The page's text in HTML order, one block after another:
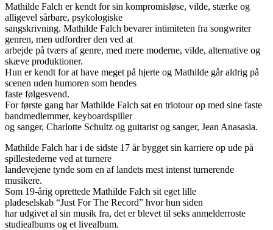
Mathilde Falch er kendt for sin kompromisløse, vilde, stærke og
alligevel sårbare, psykologiske
sangskrivning. Mathilde Falch bevarer intimiteten fra songwriter
genren, men udfordrer den ved at
arbejde på tværs af genre, med mere moderne, vilde, alternative og
skæve produktioner.
Hun er kendt for at have meget på hjerte og Mathilde går aldrig på
scenen uden humoren som hendes
faste følgesvend.
For første gang har Mathilde Falch sat en triotour op med sine faste
bandmedlemmer, keyboardspiller
og sanger, Charlotte Schultz og guitarist og sanger, Jean Anasasia.
Mathilde Falch har i de sidste 17 år bygget sin karriere op ude på
spillestederne ved at turnere
landevejene tynde som en af landets mest intenst turnerende
musikere.
Som 19-årig oprettede Mathilde Falch sit eget lille
pladeselskab “Just For The Record” hvor hun siden
har udgivet al sin musik fra, det er blevet til seks anmelderroste
studiealbums og et livealbum.